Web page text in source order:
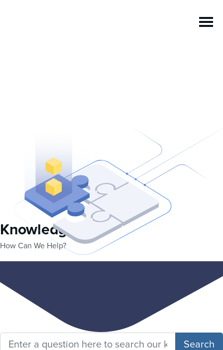
Knowledgebase
How Can We Help?
Search